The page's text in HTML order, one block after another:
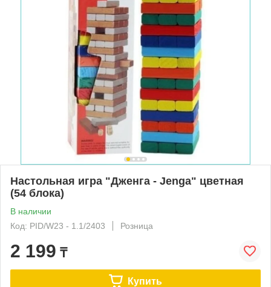
Настольная игра "Дженга - Jenga" цветная
(54 блока)
В наличии
Код: PID/W23 - 1.1/2403
Розница
2 199 ₸
Купить